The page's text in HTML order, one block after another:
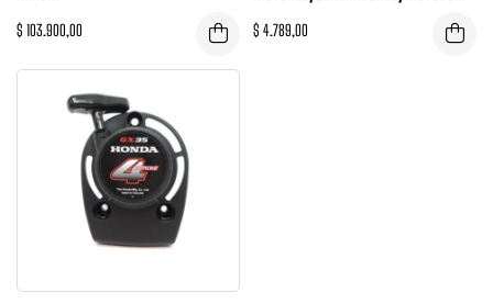
$ 103.900,00 $ 4.789,00